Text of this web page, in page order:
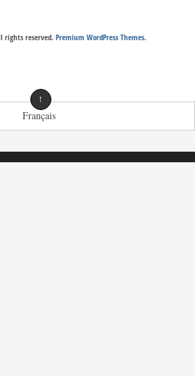
rights reserved.Premium WordPress Themes.
↑
Français